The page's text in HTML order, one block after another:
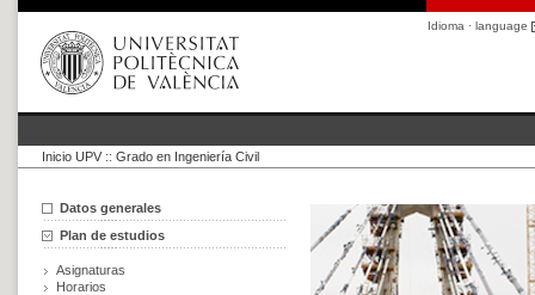
Idioma · language
Inicio UPV :: Grado en Ingeniería Civil
Datos generales
Plan de estudios
Asignaturas
Horarios